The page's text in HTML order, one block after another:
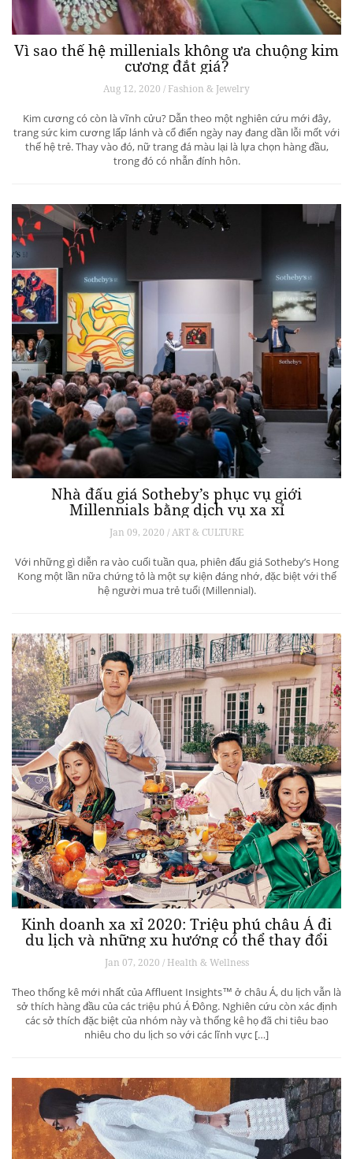
Vì sao thế hệ millenials không ưa chuộng kim
cương đắt giá?
Aug 12, 2020 / Fashion & Jewelry
Kim cương có còn là vĩnh cửu? Dẫn theo một nghiên cứu mới đây,
trang sức kim cương lấp lánh và cổ điển ngày nay đang dần lỗi mốt với
thế hệ trẻ. Thay vào đó, nữ trang đá màu lại là lựa chọn hàng đầu,
trong đó có nhẫn đính hôn.
Nhà đấu giá Sotheby’s phục vụ giới
Millennials bằng dịch vụ xa xỉ
Jan 09, 2020 / ART & CULTURE
Với những gì diễn ra vào cuối tuần qua, phiên đấu giá Sotheby’s Hong
Kong một lần nữa chứng tỏ là một sự kiện đáng nhớ, đặc biệt với thế
hệ người mua trẻ tuổi (Millennial).
Kinh doanh xa xỉ 2020: Triệu phú châu Á đi
du lịch và những xu hướng có thể thay đổi
ngành du lịch thượng lưu
Jan 07, 2020 / Health & Wellness
Theo thống kê mới nhất của Affluent Insights™ ở châu Á, du lịch vẫn là
sở thích hàng đầu của các triệu phú Á Đông. Nghiên cứu còn xác định
các sở thích đặc biệt của nhóm này và thống kê họ đã chi tiêu bao
nhiêu cho du lịch so với các lĩnh vực […]